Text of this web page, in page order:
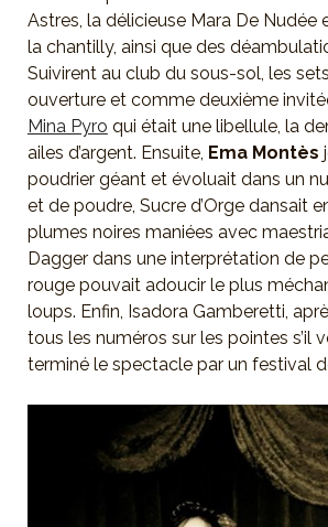
Astres, la délicieuse Mara De Nudée
la chantilly, ainsi que des
Suivirent au club du sous-sol, les
ouverture et comme deuxième
Mina Pyro qui était une libellule, la
ailes d’argent. Ensuite, Ema Montès
poudrier géant et évoluait dans un
et de poudre, Sucre d’Orge dansait
plumes noires maniées avec
Dagger dans une interprétation de
rouge pouvait adoucir le plus
loups. Enfin, Isadora Gamberetti,
tous les numéros sur les pointes s’il
terminé le spectacle par un festival